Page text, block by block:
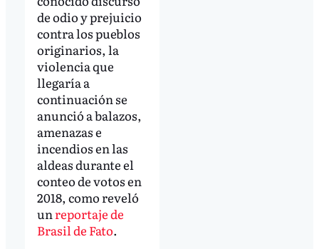
de odio y prejuicio
contra los pueblos
originarios, la
violencia que
llegaría a
continuación se
anunció a balazos,
amenazas e
incendios en las
aldeas durante el
conteo de votos en
2018, como reveló
unreportaje de
Brasil de Fato.